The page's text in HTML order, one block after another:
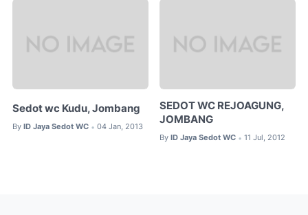
Sedot wc Kudu, Jombang
By ID Jaya Sedot WC • 04 Jan, 2013
SEDOT WC REJOAGUNG,
JOMBANG
By ID Jaya Sedot WC • 11 Jul, 2012